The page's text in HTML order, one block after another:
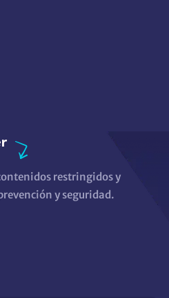
restringidos y
y seguridad.